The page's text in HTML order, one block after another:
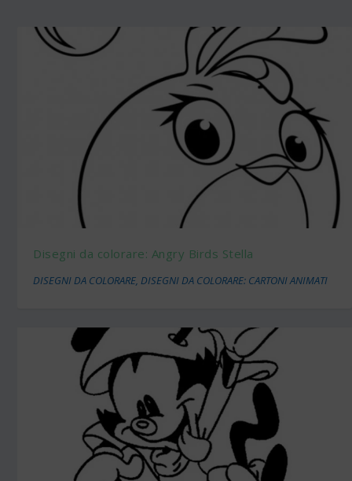
Disegni da colorare: Angry Birds Stella
DISEGNI DA COLORARE,DISEGNI DA COLORARE: CARTONI ANIMATI